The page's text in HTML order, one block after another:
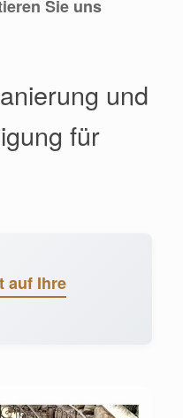
Sie uns
und
für
auf Ihre